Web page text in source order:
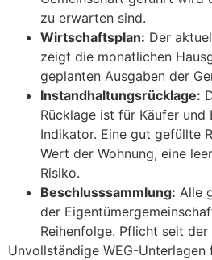
zu erwarten sind.
Wirtschaftsplan: Der
zeigt die monatlichen
geplanten Ausgaben der
Instandhaltungsrücklage:
Rücklage ist für Käufer und
Indikator. Eine gut gefüllte
Wert der Wohnung, eine
Risiko.
Beschlusssammlung: Alle
der
Reihenfolge. Pflicht seit
Unvollständige WEG-Unterlagen